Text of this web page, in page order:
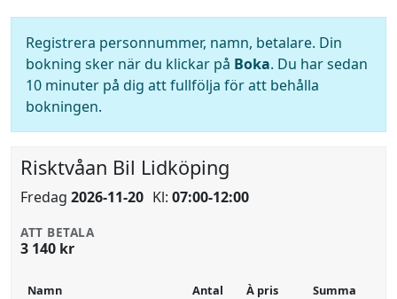
Registrera personnummer, namn, betalare. Din
bokning sker när du klickar på Boka. Du har sedan
10 minuter på dig att fullfölja för att behålla
bokningen.
Risktvåan Bil Lidköping
Fredag 2026-11-20 Kl: 07:00-12:00
ATT BETALA
3 140 kr
Namn Antal À pris Summa